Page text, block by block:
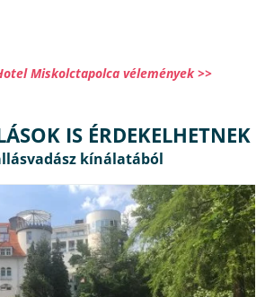
Miskolctapolca vélemények >>
IS ÉRDEKELHETNEK